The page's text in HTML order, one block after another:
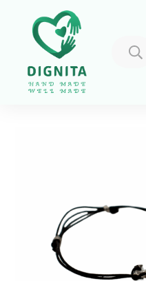
Caută
după: